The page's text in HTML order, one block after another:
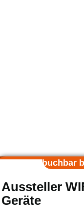
buchbar
Aussteller
Geräte